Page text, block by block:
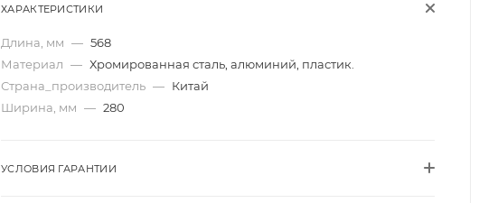
ХАРАКТЕРИСТИКИ
Длина, мм — 568
Материал — Хромированная сталь, алюминий, пластик.
Страна_производитель — Китай
Ширина, мм — 280
УСЛОВИЯ ГАРАНТИИ